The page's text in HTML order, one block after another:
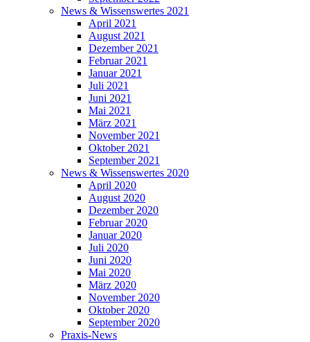
News & Wissenswertes 2021
April 2021
August 2021
Dezember 2021
Februar 2021
Januar 2021
Juli 2021
Juni 2021
Mai 2021
März 2021
November 2021
Oktober 2021
September 2021
News & Wissenswertes 2020
April 2020
August 2020
Dezember 2020
Februar 2020
Januar 2020
Juli 2020
Juni 2020
Mai 2020
März 2020
November 2020
Oktober 2020
September 2020
Praxis-News